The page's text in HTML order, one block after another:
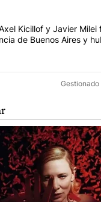
con el título
Kicillof y Javier Milei
de Buenos Aires y
Gestionado